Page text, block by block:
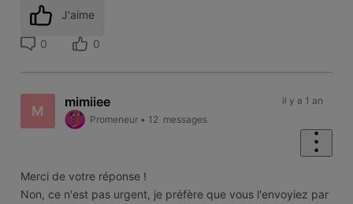
J'aime
0 0
M
mimiiee
Promeneur • 12 messages
il y a 1 an
Merci de votre réponse !
Non, ce n'est pas urgent, je préfère que vous l'envoyiez par